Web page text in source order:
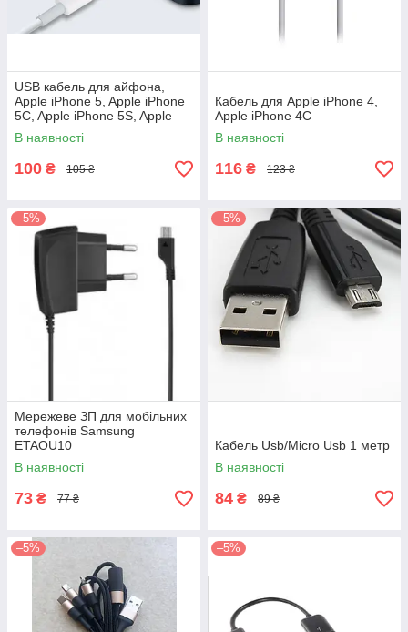
USB кабель для айфона,
Apple iPhone 5, Apple iPhone
5C, Apple iPhone 5S, Apple
iPad 4, Apple iPad mini
В наявності
100 ₴ 105 ₴
Кабель для Apple iPhone 4,
Apple iPhоne 4C
В наявності
116 ₴ 123 ₴
–5%
Мережеве ЗП для мобільних
телефонів Samsung
ETAOU10
В наявності
73 ₴ 77 ₴
–5%
Кабель Usb/Micro Usb 1 метр
В наявності
84 ₴ 89 ₴
–5% –5%